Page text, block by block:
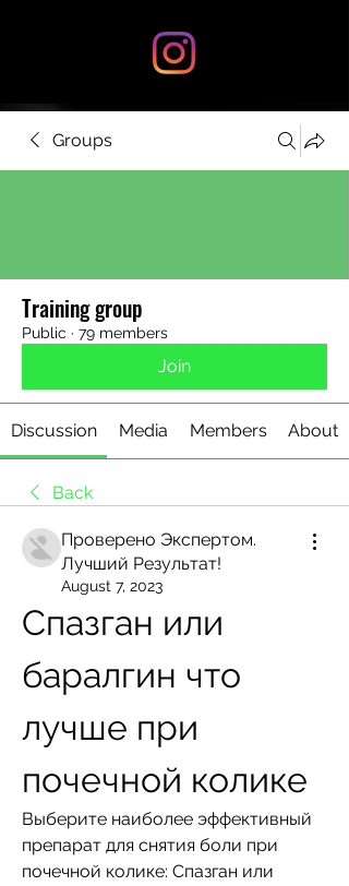
Groups
Training group
Public · 79 members
Join
Discussion Media Members About
Back
Проверено Экспертом.
Лучший Результат!
August 7, 2023
Спазган или
баралгин что
лучше при
почечной колике
Выберите наиболее эффективный
препарат для снятия боли при
почечной колике: Спазган или